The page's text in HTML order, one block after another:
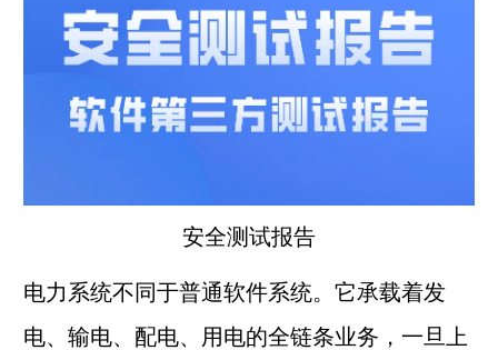
安全测试报告
电力系统不同于普通软件系统。它承载着发
电、输电、配电、用电的全链条业务，一旦上